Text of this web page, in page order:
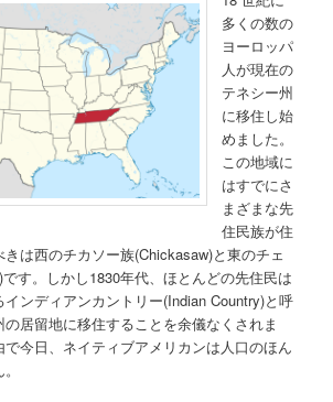
多くの数の
ヨーロッパ
人が現在の
テネシー州
に移住し始
めました。
この地域に
はすでにさ
まざまな先
住民族が住
は西のチカソー族(Chickasaw)と東のチェ
す。しかし1830年代、ほとんどの先住民は
ンディアンカントリー(Indian Country)と呼
居留地に移住することを余儀なくされま
今日、ネイティブアメリカンは人口のほん